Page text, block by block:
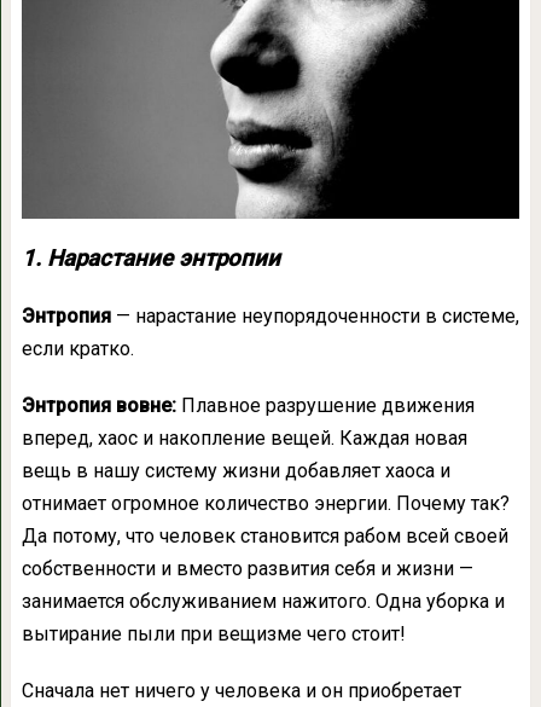
1. Нарастание энтропии
Энтропия — нарастание неупорядоченности в системе,
если кратко.
Энтропия вовне:Плавное разрушение движения
вперед, хаос и накопление вещей. Каждая новая
вещь в нашу систему жизни добавляет хаоса и
отнимает огромное количество энергии. Почему так?
Да потому, что человек становится рабом всей своей
собственности и вместо развития себя и жизни —
занимается обслуживанием нажитого. Одна уборка и
вытирание пыли при вещизме чего стоит!
Сначала нет ничего у человека и он приобретает